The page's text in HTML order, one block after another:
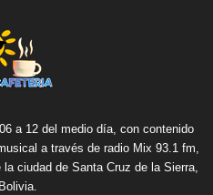
a 12 del medio día, con contenido
a través de radio Mix 93.1 fm,
ciudad de Santa Cruz de la Sierra,